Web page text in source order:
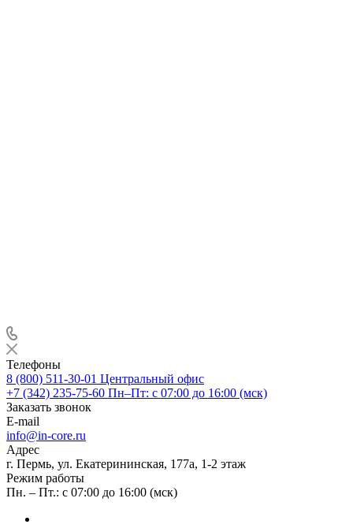
Телефоны
8 (800) 511-30-01 Центральный офис
+7 (342) 235-75-60 Пн–Пт: с 07:00 до 16:00 (мск)
Заказать звонок
E-mail
info@in-core.ru
Адрес
г. Пермь, ул. ​Екатерининская, 177а, ​1-2 этаж
Режим работы
Пн. – Пт.: с 07:00 до 16:00 (мск)